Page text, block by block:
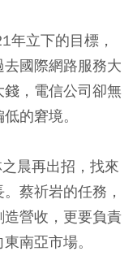
年立下的目標，
國際網路服務大
，電信公司卻無
的窘境。
晨再出招，找來
蔡祈岩的任務，
營收，更要負責
南亞市場。